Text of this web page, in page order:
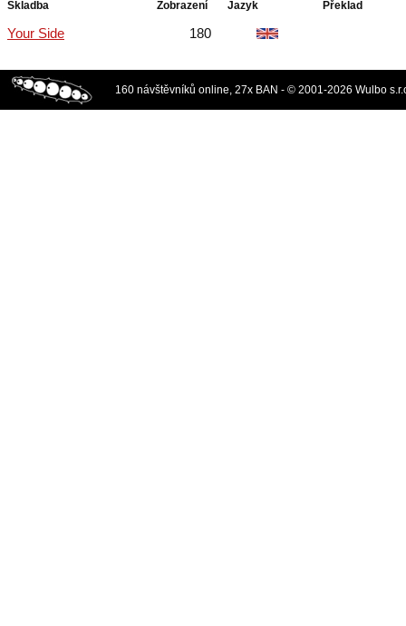
Skladba Zobrazení Jazyk Překlad
Your Side 180
160 návštěvníků online, 27x BAN - © 2001-2026 Wulbo